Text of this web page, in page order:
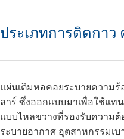
ประเภทการติดกาว
แผ่นเติมหอคอยระบายความ
ลาร์ ซึ่งออกแบบมาเพื่อใช้แ
แบบไหลขวางที่รองรับความ
ระบายอากาศ อุตสาหกรรมเ